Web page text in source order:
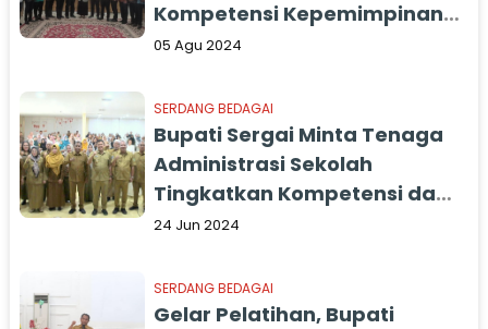
Kompetensi Kepemimpinan
untuk Pelayanan Prima
05 Agu 2024
SERDANG BEDAGAI
Bupati Sergai Minta Tenaga
Administrasi Sekolah
Tingkatkan Kompetensi dan
Profesionalisme
24 Jun 2024
SERDANG BEDAGAI
Gelar Pelatihan, Bupati